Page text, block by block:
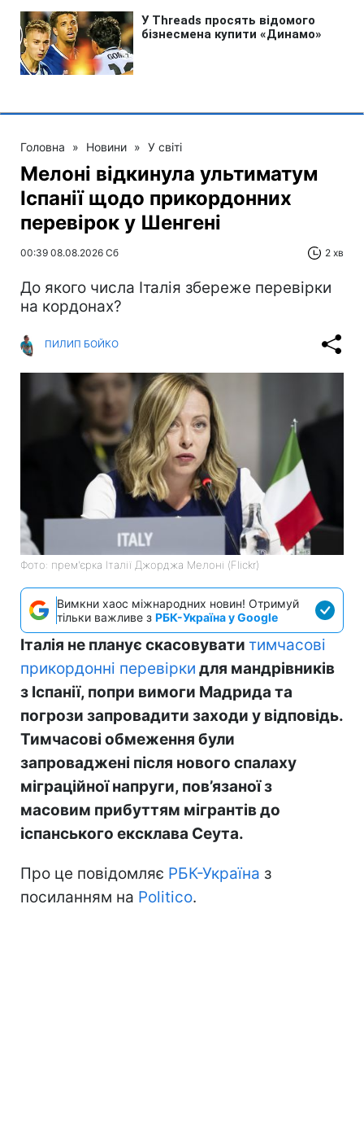
Головна » Новини » У світі
Мелоні відкинула ультиматум
Іспанії щодо прикордонних
перевірок у Шенгені
00:39 08.08.2026 Сб 2 хв
До якого числа Італія збереже перевірки
на кордонах?
ПИЛИП БОЙКО
Фото: прем'єрка Італії Джорджа Мелоні (Flickr)
Вимкни хаос міжнародних новин! Отримуй
тільки важливе з РБК-Україна у Google
Італія не планує скасовувати тимчасові
прикордонні перевірки для мандрівників
з Іспанії, попри вимоги Мадрида та
погрози запровадити заходи у відповідь.
Тимчасові обмеження були
запроваджені після нового спалаху
міграційної напруги, пов’язаної з
масовим прибуттям мігрантів до
іспанського ексклава Сеута.
Про це повідомляє РБК-Україна з
посиланням на Politico.